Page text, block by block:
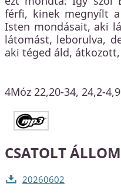
férfi, kinek megnyílt
Isten mondásait, aki
látomást, leborulva,
aki téged áld,
4Móz 22,20-34, 24,2-4,9
CSATOLT
20260602